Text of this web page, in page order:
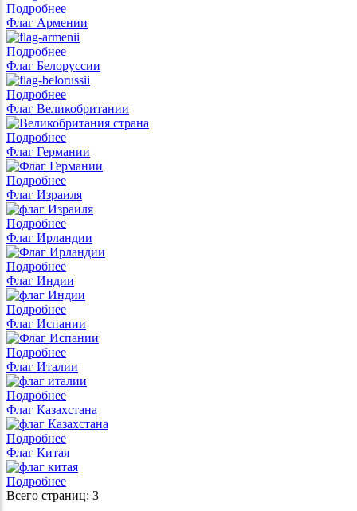
Подробнее
Флаг Армении
Подробнее
Флаг Белоруссии
Подробнее
Флаг Великобритании
Подробнее
Флаг Германии
Подробнее
Флаг Израиля
Подробнее
Флаг Ирландии
Подробнее
Флаг Индии
Подробнее
Флаг Испании
Подробнее
Флаг Италии
Подробнее
Флаг Казахстана
Подробнее
Флаг Китая
Подробнее
Всего страниц: 3